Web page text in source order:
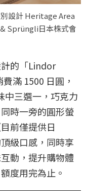
設計 Heritage Area
Sprüngli日本株式會
的「Lindor
滿 1500 日圓，
中三選一，巧克力
時一旁的圓形螢
前僅提供日
級口感，同時享
動，提升購物體
度用完為止。